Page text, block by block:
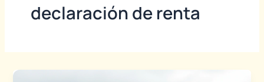
declaración de renta